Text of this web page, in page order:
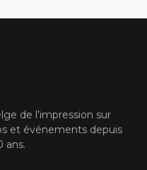
de l’impression sur
et événements depuis
ans.